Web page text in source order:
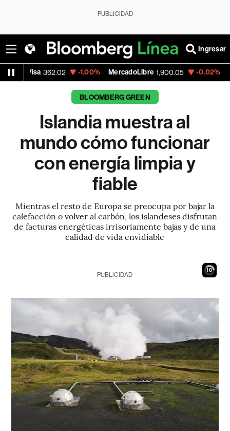
PUBLICIDAD
Ingresar
-1.00% MercadoLibre 1,900.05 -0.02% Banco de
BLOOMBERG GREEN
Islandia muestra al
mundo cómo funcionar
con energía limpia y
fiable
Mientras el resto de Europa se preocupa por bajar la
calefacción o volver al carbón, los islandeses disfrutan
de facturas energéticas irrisoriamente bajas y de una
calidad de vida envidiable
17
PUBLICIDAD